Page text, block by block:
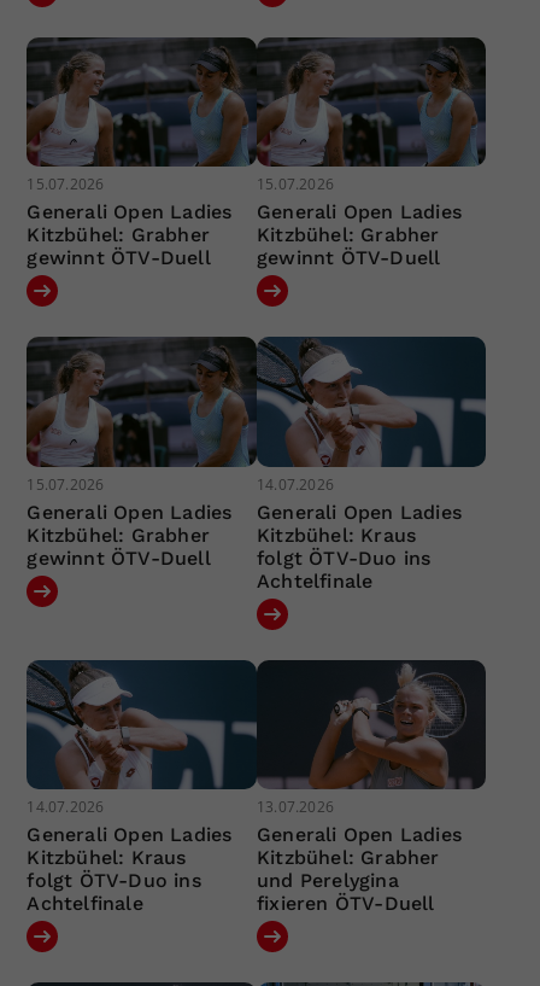
15.07.2026
Generali Open Ladies
Kitzbühel: Grabher
gewinnt ÖTV-Duell
15.07.2026
Generali Open Ladies
Kitzbühel: Grabher
gewinnt ÖTV-Duell
15.07.2026
Generali Open Ladies
Kitzbühel: Grabher
gewinnt ÖTV-Duell
14.07.2026
Generali Open Ladies
Kitzbühel: Kraus
folgt ÖTV-Duo ins
Achtelfinale
14.07.2026
Generali Open Ladies
Kitzbühel: Kraus
folgt ÖTV-Duo ins
Achtelfinale
13.07.2026
Generali Open Ladies
Kitzbühel: Grabher
und Perelygina
fixieren ÖTV-Duell